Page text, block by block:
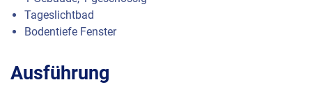
Tageslichtbad
Bodentiefe Fenster
Ausführung